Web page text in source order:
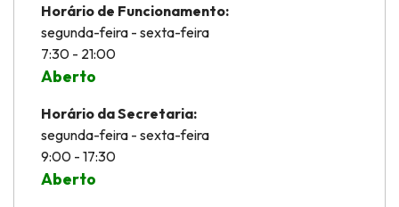
Horário de Funcionamento:
segunda-feira - sexta-feira
7:30 - 21:00
Aberto
Horário da Secretaria:
segunda-feira - sexta-feira
9:00 - 17:30
Aberto